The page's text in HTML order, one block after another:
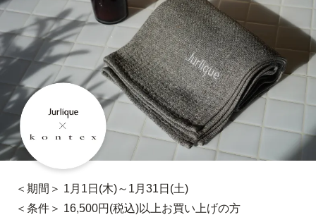
＜期間＞ 1月1日(木)～1月31日(土)
＜条件＞ 16,500円(税込)以上お買い上げの方